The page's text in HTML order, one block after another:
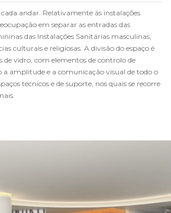
andar. Relativamente às instalações
em separar as entradas das
das Instalações Sanitárias masculinas,
culturais e religiosas. A divisão do espaço é
de vidro, com elementos de controlo de
amplitude e a comunicação visual de todo o
técnicos e de suporte, nos quais se recorre